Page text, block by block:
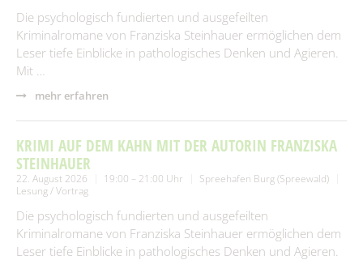
Die psychologisch fundierten und ausgefeilten
Kriminalromane von Franziska Steinhauer ermöglichen dem
Leser tiefe Einblicke in pathologisches Denken und Agieren.
Mit …
mehr erfahren
KRIMI AUF DEM KAHN MIT DER AUTORIN FRANZISKA
STEINHAUER
22. August 2026 19:00 – 21:00 Uhr
Spreehafen Burg (Spreewald)
Lesung / Vortrag
Die psychologisch fundierten und ausgefeilten
Kriminalromane von Franziska Steinhauer ermöglichen dem
Leser tiefe Einblicke in pathologisches Denken und Agieren.